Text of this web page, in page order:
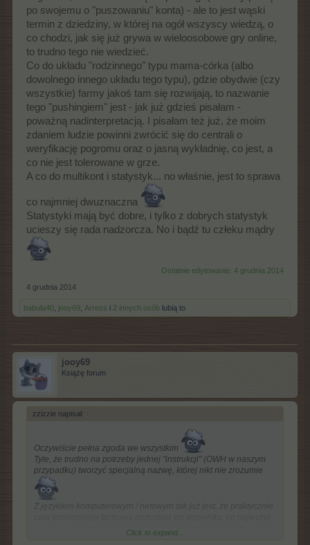
teraz jak już wszyscy odejdą pójdę i ja bez żalu......
to tyle w temacie bo się za bardzo wynurzam na trzeźwo zresztą
po swojemu o "puszowaniu" konta) - ale to jest wąski
termin z dziedziny, w której na ogół wszyscy wiedzą, o
co chodzi, jak się już grywa w wieloosobowe gry online,
to trudno tego nie wiedzieć.
Co do układu "rodzinnego" typu mama-córka (albo
dowolnego innego układu tego typu), gdzie obydwie (czy
wszystkie) farmy jakoś tam się rozwijają, to nazwanie
tego "pushingiem" jest - jak już gdzieś pisałam -
poważną nadinterpretacją. I pisałam też już, że moim
zdaniem ludzie powinni zwrócić się do centrali o
weryfikację pogromu oraz o jasną wykładnię, co jest, a
co nie jest tolerowane w grze.
A co do multikont i statystyk... no właśnie, jest to sprawa
co najmniej dwuznaczna
Statystyki mają być dobre, i tylko z dobrych statystyk
ucieszy się rada nadzorcza. No i bądź tu człeku mądry
Ostatnie edytowanie: 4 grudnia 2014
4 grudnia 2014
babula40 jooy69 Arress i 2 innych osób lubią to
jooy69
Książę forum
zzizzie napisał: ↑
Oczywiście pełna zgoda we wszystkim
Tyle, że trudno na potrzeby jednej "instrukcji" (OWH w naszym
przypadku) tworzyć specjalną nazwę, której nikt nie zrozumie
Z językiem komputerowym / netowym tak już jest, że praktycznie
zapisana fonetycznie (klik zamiast click, interfejs zamiast
interface i tak dalej, choć ja osobiście żałuję, że nie przyjął się
Click to expand...